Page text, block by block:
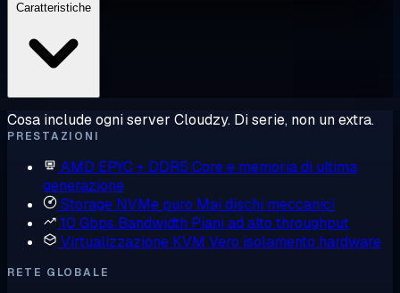
Cosa include ogni server Cloudzy. Di serie, non un extra.
PRESTAZIONI
AMD EPYC + DDR5 Core e memoria di ultima
generazione
Storage NVMe puro Mai dischi meccanici
10 Gbps Bandwidth Piani ad alto throughput
Virtualizzazione KVM Vero isolamento hardware
RETE GLOBALE